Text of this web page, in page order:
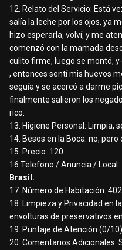
12. Relato del Servicio: Está
salía la leche por los ojos, ya
hizo esperarla, volví, y me
comenzó con la mamada
culito firme, luego se montó,
, entonces sentí mis huevos
seguía y se acercó a darme
finalmente salieron los
rico.
13. Higiene Personal: Limpia,
14. Besos en la Boca: no, pero
15. Precio: 120
16.Telefono / Anuncia / Local:
Brasil.
17. Número de Habitación: 402
18. Limpieza y Privacidad en
envolturas de preservativos
19. Puntaje de Atención (0/
20. Comentarios Adicionales: